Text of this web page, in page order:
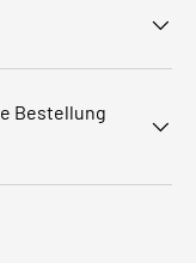
Bestellung